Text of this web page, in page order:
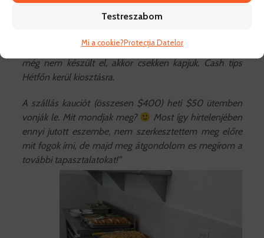
Testreszabom
Mi a cookie?Protecția Datelor
A céghez egy hét után mentem be, Kim (az egyik HR
menedzser) precízen elmondott mindent. A szállás
amit minden Pénteken utalnak a bankszámlára, ha
még nem készült el, akkor csekken kapjuk. Cash tips
Hétfőn kerül kiosztásra.
A szállás kauciót (összesen $400) heti $50 ütemben
vonják le. Mit mondjak meg?
Most így hirtelenjében
ennyi jutott eszembe, nem szerkesztettem meg előre
mit fogok írni, de majd meg átgondolom es megírom a
további tapasztalatokat!”